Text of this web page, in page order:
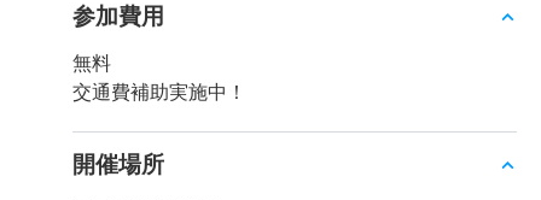
参加費用
無料
交通費補助実施中！
開催場所